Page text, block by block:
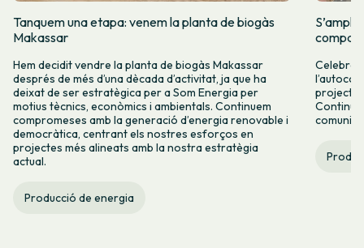
Tanquem una etapa: venem la planta de biogàs
Makassar
Hem decidit vendre la planta de biogàs Makassar
després de més d’una dècada d’activitat, ja que ha
deixat de ser estratègica per a Som Energia per
motius tècnics, econòmics i ambientals. Continuem
compromeses amb la generació d’energia renovable i
democràtica, centrant els nostres esforços en
projectes més alineats amb la nostra estratègia
actual.
Producció de energia